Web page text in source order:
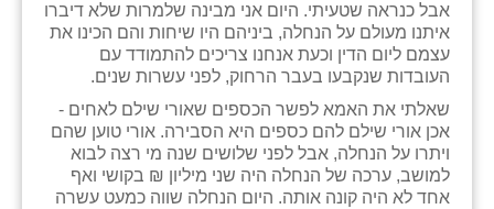
אבל כנראה שטעיתי. היום אני מבינה שלמרות שלא דיברו
איתנו מעולם על הנחלה, ביניהם היו שיחות והם הכינו את
עצמם ליום הדין וכעת אנחנו צריכים להתמודד עם
העובדות שנקבעו בעבר הרחוק, לפני עשרות שנים.
שאלתי את האמא לפשר הכספים שאורי שילם לאחים -
אכן אורי שילם להם כספים היא הסבירה. אורי טוען שהם
ויתרו על הנחלה, אבל לפני שלושים שנה מי רצה לבוא
למושב, ערכה של הנחלה היה שני מיליון ₪ בקושי ואף
אחד לא היה קונה אותה. היום הנחלה שווה כמעט עשרה